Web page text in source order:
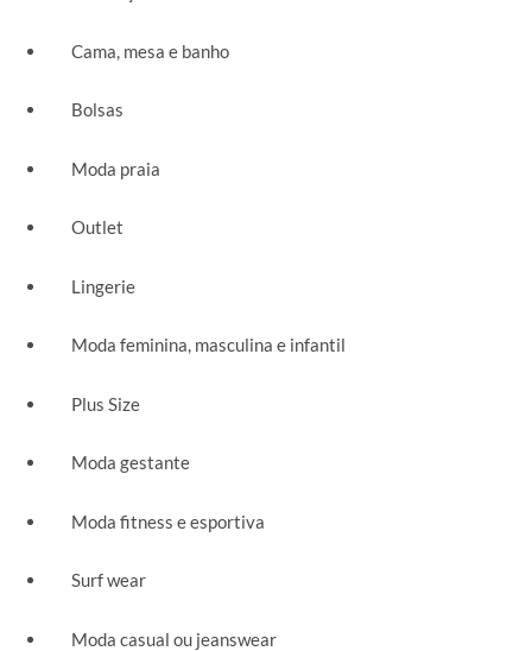
Cama, mesa e banho
Bolsas
Moda praia
Outlet
Lingerie
Moda feminina, masculina e infantil
Plus Size
Moda gestante
Moda fitness e esportiva
Surf wear
Moda casual ou jeanswear